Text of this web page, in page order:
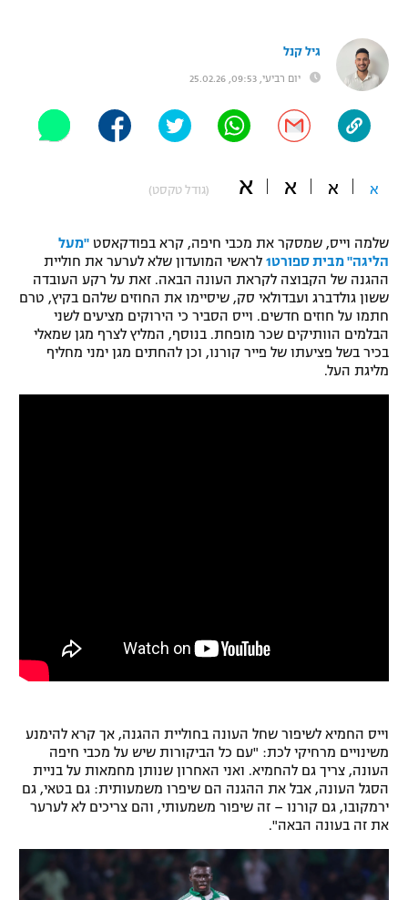
"מעל הליגה" – פודקאסט
"מחצית בשכונה" – פודקאסט
תקנון עבור פעילות אלקטרה
תקנון עבור פעילות ספורט 1 – "מרלן"
טניס
גיימינג E-Sports
תנאי שימוש
בני יהודה
היאבקות WWE
אופניים
פוטבול אמריקאי NFL
בייסבול MLB
ספורט אתגרי ואקסטרים
גיל קנל
יום רביעי, 09:53, 25.02.26
א א א א (גודל טקסט)
שלמה וייס, שמסקר את מכבי חיפה, קרא בפודקאסט "מעל
הליגה" מבית ספורט1
לראשי המועדון שלא לערער את חוליית
ההגנה של הקבוצה לקראת העונה הבאה. זאת על רקע העובדה
ששון גולדברג ועבדולאי סק, שיסיימו את החוזים שלהם בקיץ, טרם
חתמו על חוזים חדשים. וייס הסביר כי הירוקים מציעים לשני
הבלמים הוותיקים שכר מופחת. בנוסף, המליץ לצרף מגן שמאלי
בכיר בשל פציעתו של פייר קורנו, וכן להחתים מגן ימני מחליף
מליגת העל.
וייס החמיא לשיפור שחל העונה בחוליית ההגנה, אך קרא להימנע
משינויים מרחיקי לכת: "עם כל הביקורות שיש על מכבי חיפה
העונה, צריך גם להחמיא. ואני האחרון שנותן מחמאות על בניית
הסגל העונה, אבל את ההגנה הם שיפרו משמעותית: גם בטאי, גם
ירמקובו, גם קורנו – זה שיפור משמעותי, והם צריכים לא לערער
את זה בעונה הבאה".